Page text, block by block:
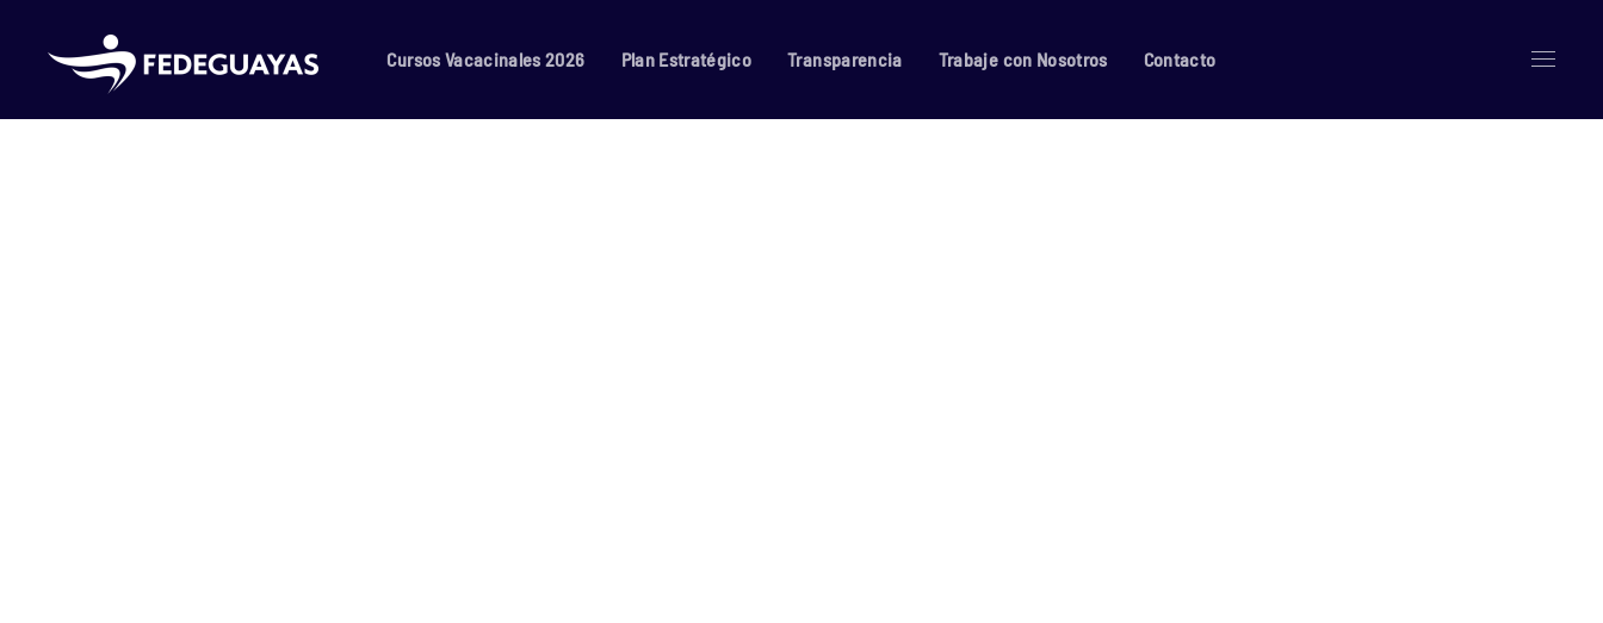
Skip to main content Cursos Vacacinales 2026 Plan Estratégico Transparencia Trabaje con Nosotros Contacto